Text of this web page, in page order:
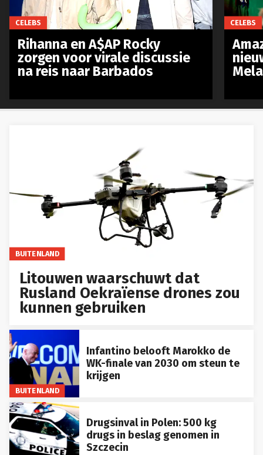
BUITENLAND
Litouwen waarschuwt dat
Rusland Oekraïense drones zou
kunnen gebruiken
BUITENLAND
Infantino belooft Marokko de
WK-finale van 2030 om steun te
krijgen
Drugsinval in Polen: 500 kg
drugs in beslag genomen in
Szczecin
CELEBS
Rihanna en A$AP Rocky
zorgen voor virale discussie
na reis naar Barbados
CELEBS